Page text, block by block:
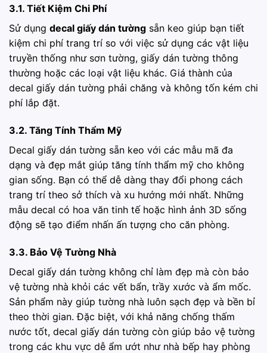
3.1. Tiết Kiệm Chi Phí
Sử dụng decal giấy dán tường sẵn keo giúp bạn tiết
kiệm chi phí trang trí so với việc sử dụng các vật liệu
truyền thống như sơn tường, giấy dán tường thông
thường hoặc các loại vật liệu khác. Giá thành của
decal giấy dán tường phải chăng và không tốn kém chi
phí lắp đặt.
3.2. Tăng Tính Thẩm Mỹ
Decal giấy dán tường sẵn keo với các mẫu mã đa
dạng và đẹp mắt giúp tăng tính thẩm mỹ cho không
gian sống. Bạn có thể dễ dàng thay đổi phong cách
trang trí theo sở thích và xu hướng mới nhất. Những
mẫu decal có hoa văn tinh tế hoặc hình ảnh 3D sống
động sẽ tạo điểm nhấn ấn tượng cho căn phòng.
3.3. Bảo Vệ Tường Nhà
Decal giấy dán tường không chỉ làm đẹp mà còn bảo
vệ tường nhà khỏi các vết bẩn, trầy xước và ẩm mốc.
Sản phẩm này giúp tường nhà luôn sạch đẹp và bền bỉ
theo thời gian. Đặc biệt, với khả năng chống thấm
nước tốt, decal giấy dán tường còn giúp bảo vệ tường
trong các khu vực dễ ẩm ướt như nhà bếp hay phòng